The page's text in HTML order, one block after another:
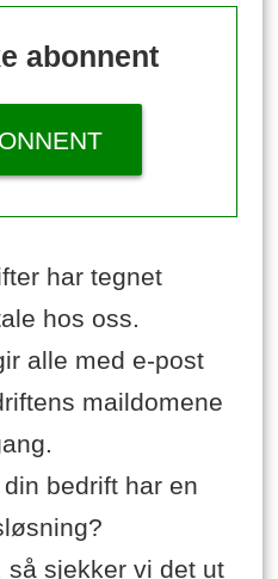
abonnent
har tegnet
hos oss.
alle med e-post
maildomene
bedrift har en
så sjekker vi det ut